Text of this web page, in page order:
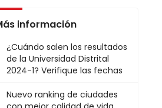
información
¿Cuándo salen los resultados
de la Universidad Distrital
2024-1? Verifique las fechas
Nuevo ranking de ciudades